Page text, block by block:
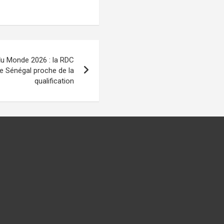
Monde 2026 : la RDC
Sénégal proche de la
qualification